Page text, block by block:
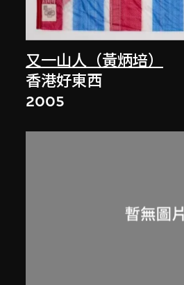
又一山人（黃炳培）
香港好東西
2005